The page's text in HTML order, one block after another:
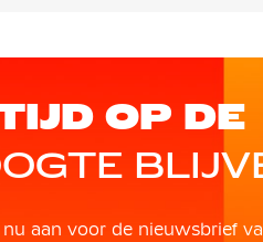
OP DE
aan voor de nieuwsbrief